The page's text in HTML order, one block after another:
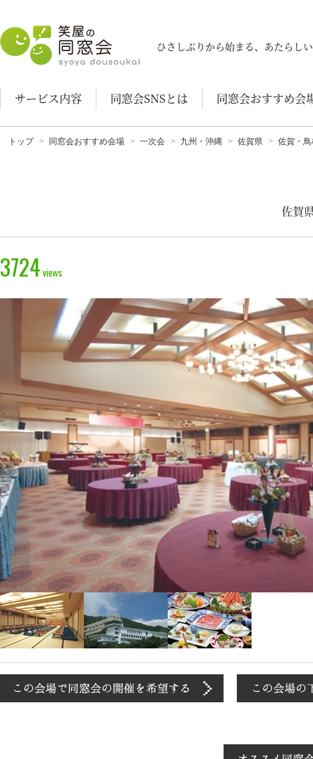
笑屋の同窓会
ひさしぶりから始まる、あたらし
サービス内容 同窓会SNSとは 同窓会おすすめ会
トップ 同窓会おすすめ会場 一次会 九州・沖縄 佐賀県 佐賀・
佐賀
3724views